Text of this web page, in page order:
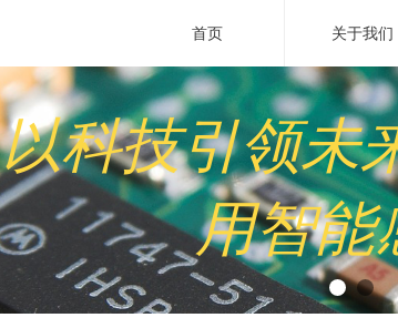
首页 关于我们
以科技引领未
用智能